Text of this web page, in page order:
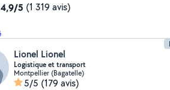
4,9/5 (1 319 avis)
Lionel Lionel
Logistique et transport
Montpellier (Bagatelle)
5/5 (179 avis)